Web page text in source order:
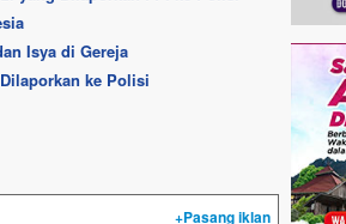
Isya di Gereja
ke Polisi
+Pasang iklan